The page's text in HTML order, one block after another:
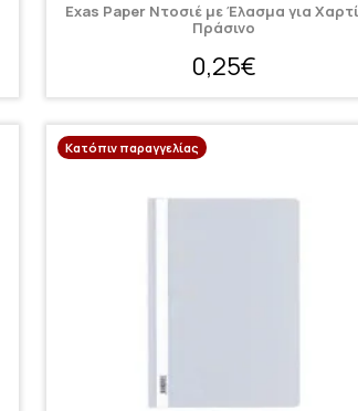
Exas Paper Ντοσιέ με Έλασμα για
Πράσινο
0,25€
Κατόπιν παραγγελίας